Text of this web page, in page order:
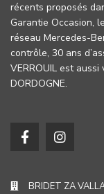
récents proposés
Garantie Occasion,
réseau Mercedes-
contrôle, 30 ans
VERROUIL est
DORDOGNE.
BRIDET ZA